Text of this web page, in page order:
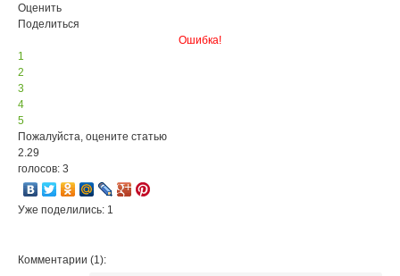
Оценить
Поделиться
Ошибка!
1
2
3
4
5
Пожалуйста, оцените статью
2.29
голосов: 3
Уже поделились: 1
Комментарии (1):